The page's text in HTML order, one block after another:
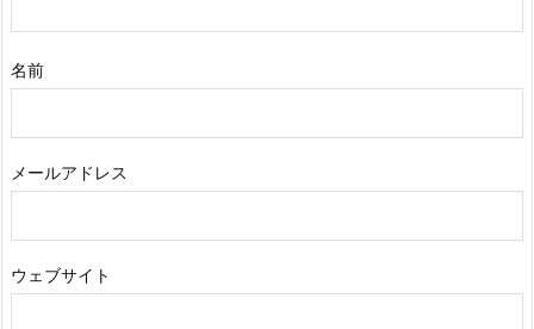
名前
メールアドレス
ウェブサイト